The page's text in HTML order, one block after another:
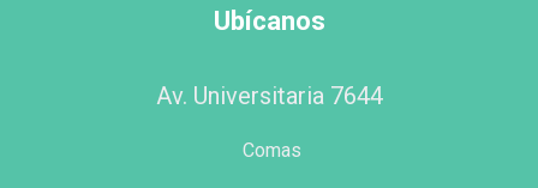
Ubícanos
Av. Universitaria 7644
Comas